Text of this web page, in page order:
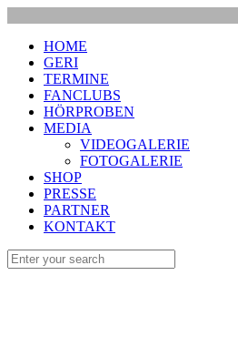
HOME
GERI
TERMINE
FANCLUBS
HÖRPROBEN
MEDIA
VIDEOGALERIE
FOTOGALERIE
SHOP
PRESSE
PARTNER
KONTAKT